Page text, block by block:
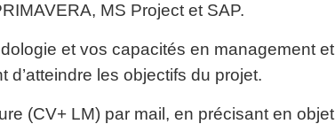
MS Project et SAP.
et vos capacités en management et
les objectifs du projet.
(CV+ LM) par mail, en précisant en objet